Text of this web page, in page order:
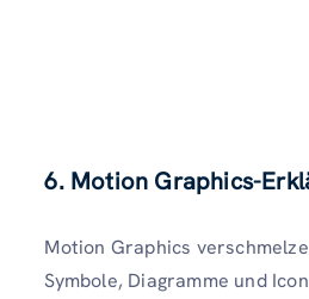
6. Motion Graphics-
Motion Graphics
Symbole, Diagramme und